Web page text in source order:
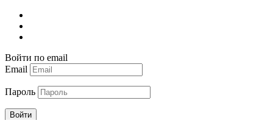
Войти по email
Email
Пароль
Войти